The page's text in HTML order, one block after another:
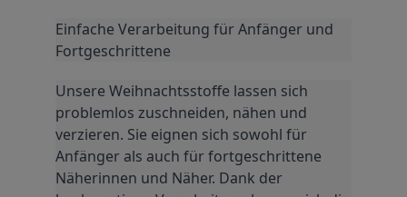
Einfache Verarbeitung für Anfänger und
Fortgeschrittene
Unsere Weihnachtsstoffe lassen sich
problemlos zuschneiden, nähen und
verzieren. Sie eignen sich sowohl für
Anfänger als auch für fortgeschrittene
Näherinnen und Näher. Dank der